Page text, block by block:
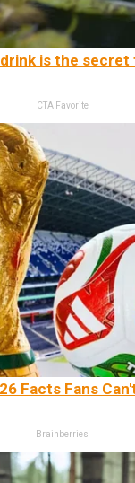
is the
CTA Favorite
Facts Fans
Brainberries